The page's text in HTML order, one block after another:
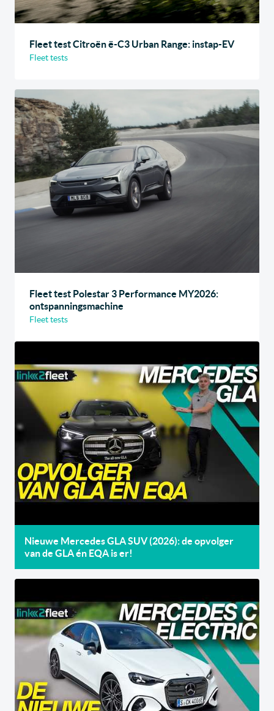
Fleet test Citroën ë-C3 Urban Range: instap-EV
Fleet tests
Fleet test Polestar 3 Performance MY2026:
ontspanningsmachine
Fleet tests
Nieuwe Mercedes GLA SUV (2026): de opvolger
van de GLA én EQA is er!